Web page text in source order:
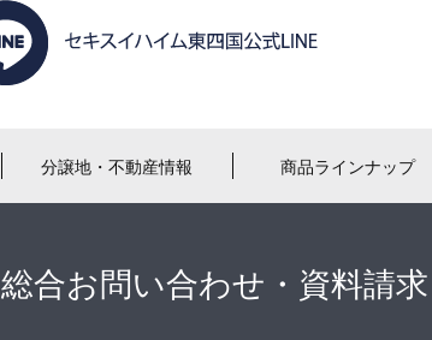
分譲地・不動産情報 商品ラインナップ
総合お問い合わせ・資料請